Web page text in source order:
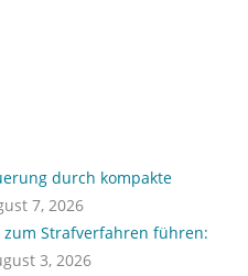
durch kompakte
7, 2026
Strafverfahren führen:
3, 2026